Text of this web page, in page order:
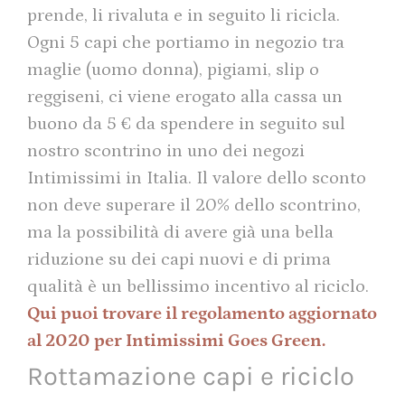
prende, li rivaluta e in seguito li ricicla.
Ogni 5 capi che portiamo in negozio tra
maglie (uomo donna), pigiami, slip o
reggiseni, ci viene erogato alla cassa un
buono da 5 € da spendere in seguito sul
nostro scontrino in uno dei negozi
Intimissimi in Italia. Il valore dello sconto
non deve superare il 20% dello scontrino,
ma la possibilità di avere già una bella
riduzione su dei capi nuovi e di prima
qualità è un bellissimo incentivo al riciclo.
Qui puoi trovare il regolamento aggiornato
al 2020 per Intimissimi Goes Green.
Rottamazione capi e riciclo